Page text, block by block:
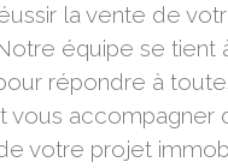
la vente de
équipe se tient
répondre à
vous accompagner
votre projet